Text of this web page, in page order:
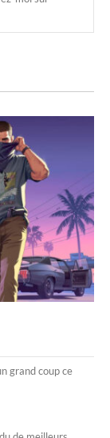
grand coup ce